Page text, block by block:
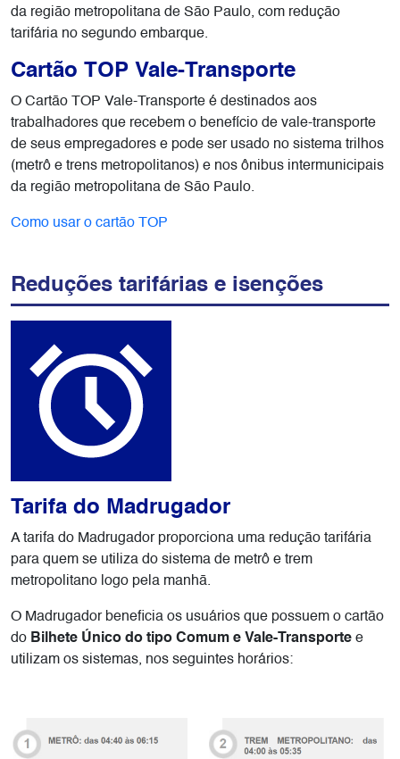
da região metropolitana de São Paulo, com redução
tarifária no segundo embarque.
Cartão TOP Vale-Transporte
O Cartão TOP Vale-Transporte é destinados aos
trabalhadores que recebem o benefício de vale-transporte
de seus empregadores e pode ser usado no sistema trilhos
(metrô e trens metropolitanos) e nos ônibus intermunicipais
da região metropolitana de São Paulo.
Como usar o cartão TOP
Reduções tarifárias e isenções
Tarifa do Madrugador
A tarifa do Madrugador proporciona uma redução tarifária
para quem se utiliza do sistema de metrô e trem
metropolitano logo pela manhã.
O Madrugador beneficia os usuários que possuem o cartão
do Bilhete Único do tipo Comum e Vale-Transporte e
utilizam os sistemas, nos seguintes horários: